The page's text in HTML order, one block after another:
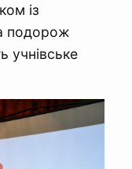
із
подорож
учнівське